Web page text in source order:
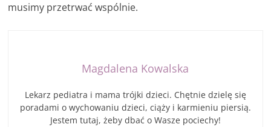
musimy przetrwać wspólnie.
Magdalena Kowalska
Lekarz pediatra i mama trójki dzieci. Chętnie dzielę się
poradami o wychowaniu dzieci, ciąży i karmieniu piersią.
Jestem tutaj, żeby dbać o Wasze pociechy!